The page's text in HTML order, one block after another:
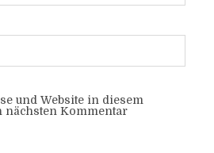
und Website in diesem
Kommentar